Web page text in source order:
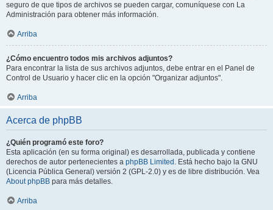
seguro de que tipos de archivos se pueden cargar, comuníquese con La
Administración para obtener más información.
Arriba
¿Cómo encuentro todos mis archivos adjuntos?
Para encontrar la lista de sus archivos adjuntos, debe entrar en el Panel de
Control de Usuario y hacer clic en la opción "Organizar adjuntos".
Arriba
Acerca de phpBB
¿Quién programó este foro?
Esta aplicación (en su forma original) es desarrollada, publicada y contiene
derechos de autor pertenecientes a phpBB Limited . Está hecho bajo la GNU
(Licencia Pública General) versión 2 (GPL-2.0) y es de libre distribución. Vea
About phpBB para más detalles.
Arriba